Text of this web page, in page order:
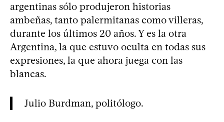
argentinas sólo produjeron historias
ambeñas, tanto palermitanas como villeras,
durante los últimos 20 años. Y es la otra
Argentina, la que estuvo oculta en todas sus
expresiones, la que ahora juega con las
blancas.
Julio Burdman, politólogo.